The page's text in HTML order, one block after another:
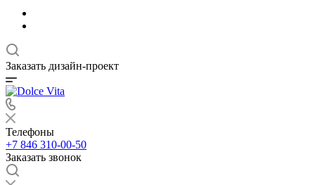
Заказать дизайн-проект
Телефоны
+7 846 310-00-50
Заказать звонок